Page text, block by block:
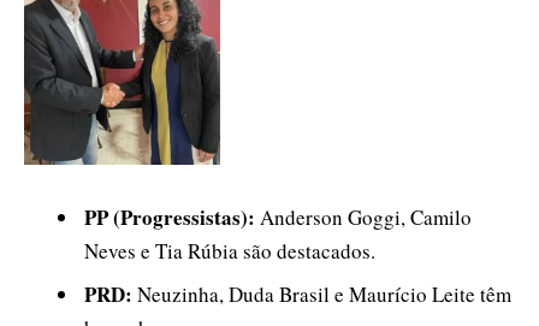
PP (Progressistas): Anderson Goggi, Camilo
Neves e Tia Rúbia são destacados.
PRD: Neuzinha, Duda Brasil e Maurício Leite têm